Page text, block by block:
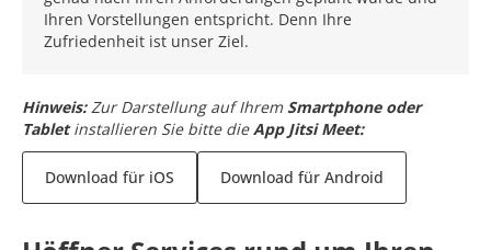
Ihren Vorstellungen entspricht. Denn Ihre
Zufriedenheit ist unser Ziel.
Hinweis: Zur Darstellung auf Ihrem Smartphone oder
Tabletinstallieren Sie bitte dieApp Jitsi Meet:
Download für iOS Download für Android